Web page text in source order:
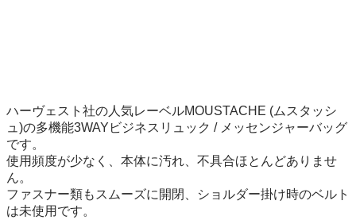
ハーヴェスト社の人気レーベルMOUSTACHE (ムスタッシ
ュ)の多機能3WAYビジネスリュック / メッセンジャーバッグ
です。
使用頻度が少なく、本体に汚れ、不具合ほとんどありませ
ん。
ファスナー類もスムーズに開閉、ショルダー掛け時のベルト
は未使用です。